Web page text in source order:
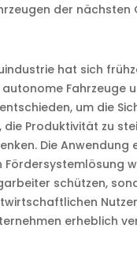
der nächsten
hat sich
Fahrzeuge
um die
die Produktivität zu
Die Anwendung
Fördersystemlösung
schützen,
erheblich